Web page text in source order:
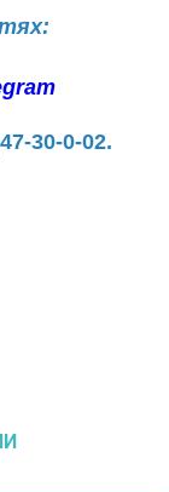
30-0-02.